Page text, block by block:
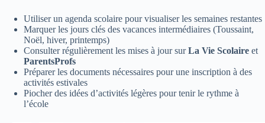
Utiliser un agenda scolaire pour visualiser les semaines restantes
Marquer les jours clés des vacances intermédiaires (Toussaint,
Noël, hiver, printemps)
Consulter régulièrement les mises à jour surLa Vie Scolaire et
ParentsProfs
Préparer les documents nécessaires pour une inscription à des
activités estivales
Piocher des idées d’activités légères pour tenir le rythme à
l’école